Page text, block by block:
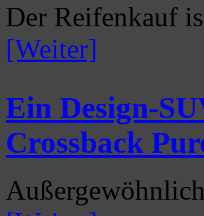
Der Reifenkauf
[Weiter]
Ein Design-
Crossback